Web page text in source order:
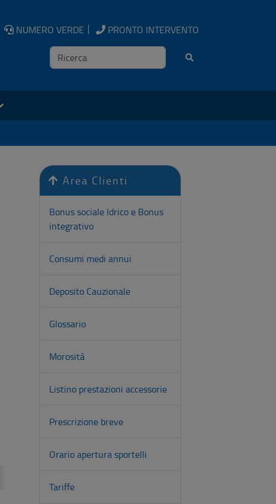
NUMERO VERDE
PRONTO INTERVENTO
Ricerca
Area Clienti
Bonus sociale Idrico e Bonus
integrativo
Consumi medi annui
Deposito Cauzionale
Glossario
Morosità
Listino prestazioni accessorie
Prescrizione breve
Orario apertura sportelli
Tariffe